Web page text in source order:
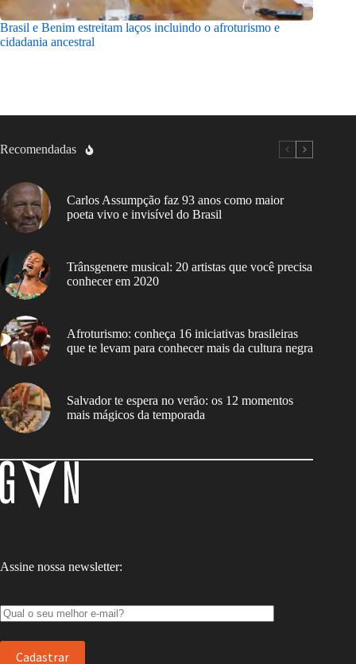
Brasil e Benim estreitam laços incluindo o afroturismo e
cidadania ancestral
Recomendadas
Carlos Assumpção faz 93 anos como maior
poeta vivo e invisível do Brasil
Trânsgenere musical: 20 artistas que você precisa
conhecer em 2020
Afroturismo: conheça 16 iniciativas brasileiras
que te levam para conhecer mais da cultura negra
Salvador te espera no verão: os 12 momentos
mais mágicos da temporada
Assine nossa newsletter: